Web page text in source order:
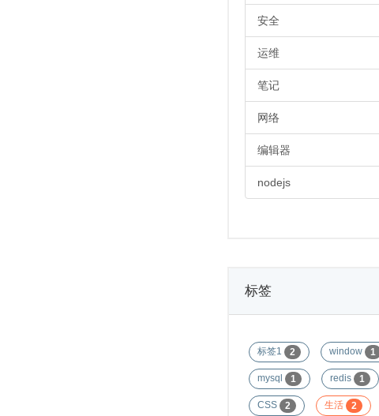
安全
运维
笔记
网络
编辑器
nodejs
标签
标签1 2 window 1
mysql 1 redis 1
CSS 2 生活 2